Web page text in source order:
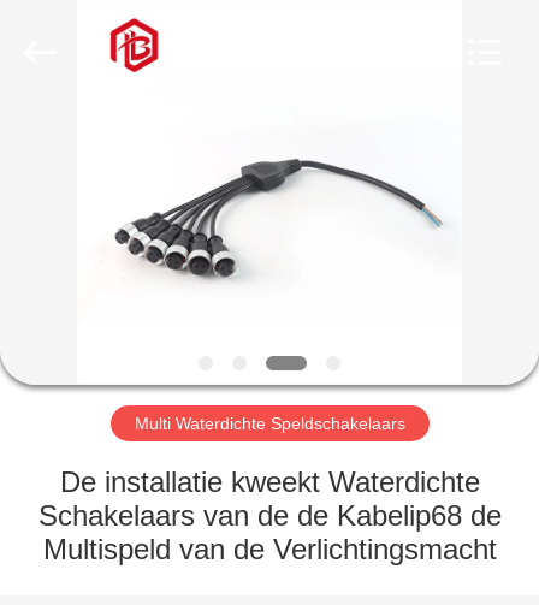
PRODUCTEN
ONGEVEER
FABRIEKSREIS
KWALITEITSCONTROLE
SITEMAP
Multi Waterdichte Speldschakelaars
De installatie kweekt Waterdichte
Schakelaars van de de Kabelip68 de
Multispeld van de Verlichtingsmacht